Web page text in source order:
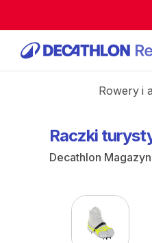
Rowery i
Raczki
Decathlon